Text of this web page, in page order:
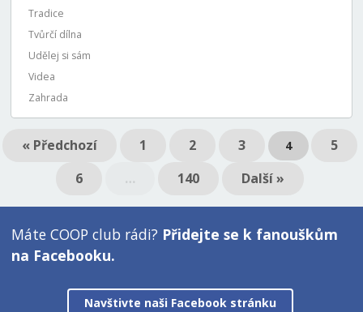
Tradice
Tvůrčí dílna
Udělej si sám
Videa
Zahrada
« Předchozí 1 2 3 4
5
6
… 140 Další »
Máte COOP club rádi? Přidejte se k fanouškům
na Facebooku.
Navštivte naši Facebook stránku